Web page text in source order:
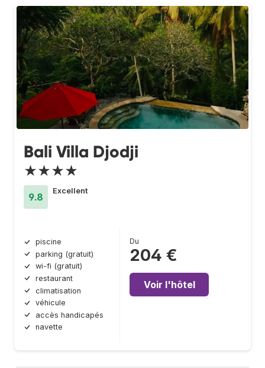
Bali Villa Djodji
★★★★
9.8
Excellent
piscine
parking (gratuit)
wi-fi (gratuit)
restaurant
climatisation
véhicule
accès handicapés
navette
Du
204 €
Voir l'hôtel